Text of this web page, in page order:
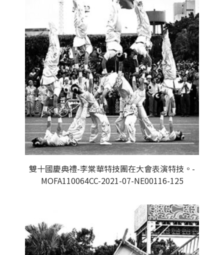
雙十國慶典禮-李棠華特技團在大會表演特技。-
MOFA110064CC-2021-07-NE00116-125